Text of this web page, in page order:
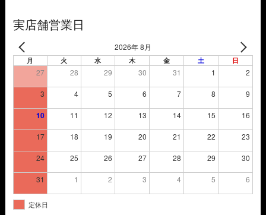
実店舗営業日
2026年 8月
月 火 水 木 金 土 日
27 28 29 30 31 1 2
3 4 5 6 7 8 9
10 11 12 13 14 15 16
17 18 19 20 21 22 23
24 25 26 27 28 29 30
31 1 2 3 4 5 6
定休日